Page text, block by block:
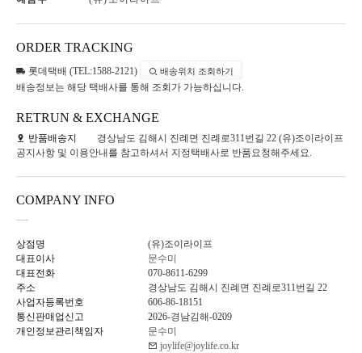
ORDER TRACKING
롯데택배 (TEL:1588-2121) 배송위치 조회하기
배송정보는 해당 택배사를 통해 조회가 가능하십니다.
RETRUN & EXCHANGE
반품배송지
경상남도 김해시 진례면 진례로311번길 22 (유)조이라이프
공지사항 및 이용안내를 참고하셔서 지정택배사로 반품요청해주세요.
COMPANY INFO
상점명
(유)조이라이프
대표이사
문수미
대표전화
070-8611-6299
주소
경상남도 김해시 진례면 진례로311번길 22
사업자등록번호
606-86-18151
통신판매업신고
2026-경남김해-0209
개인정보관리책임자
문수미
joylife@joylife.co.kr